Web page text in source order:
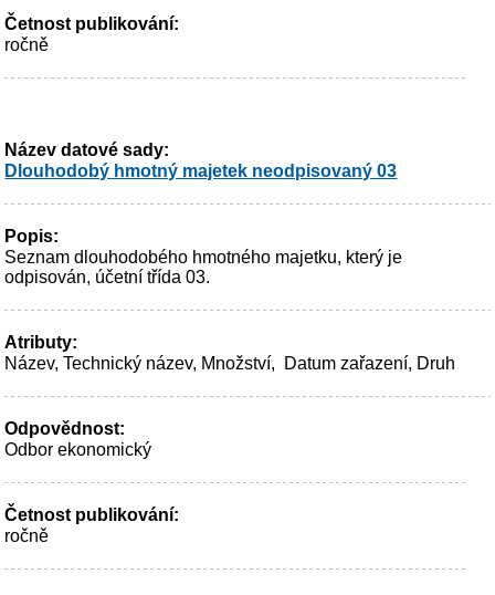
Četnost publikování:
ročně
Název datové sady:
Dlouhodobý hmotný majetek neodpisovaný 03
Popis:
Seznam dlouhodobého hmotného majetku, který je
odpisován, účetní třída 03.
Atributy:
Název, Technický název, Množství, Datum zařazení, Druh
Odpovědnost:
Odbor ekonomický
Četnost publikování:
ročně